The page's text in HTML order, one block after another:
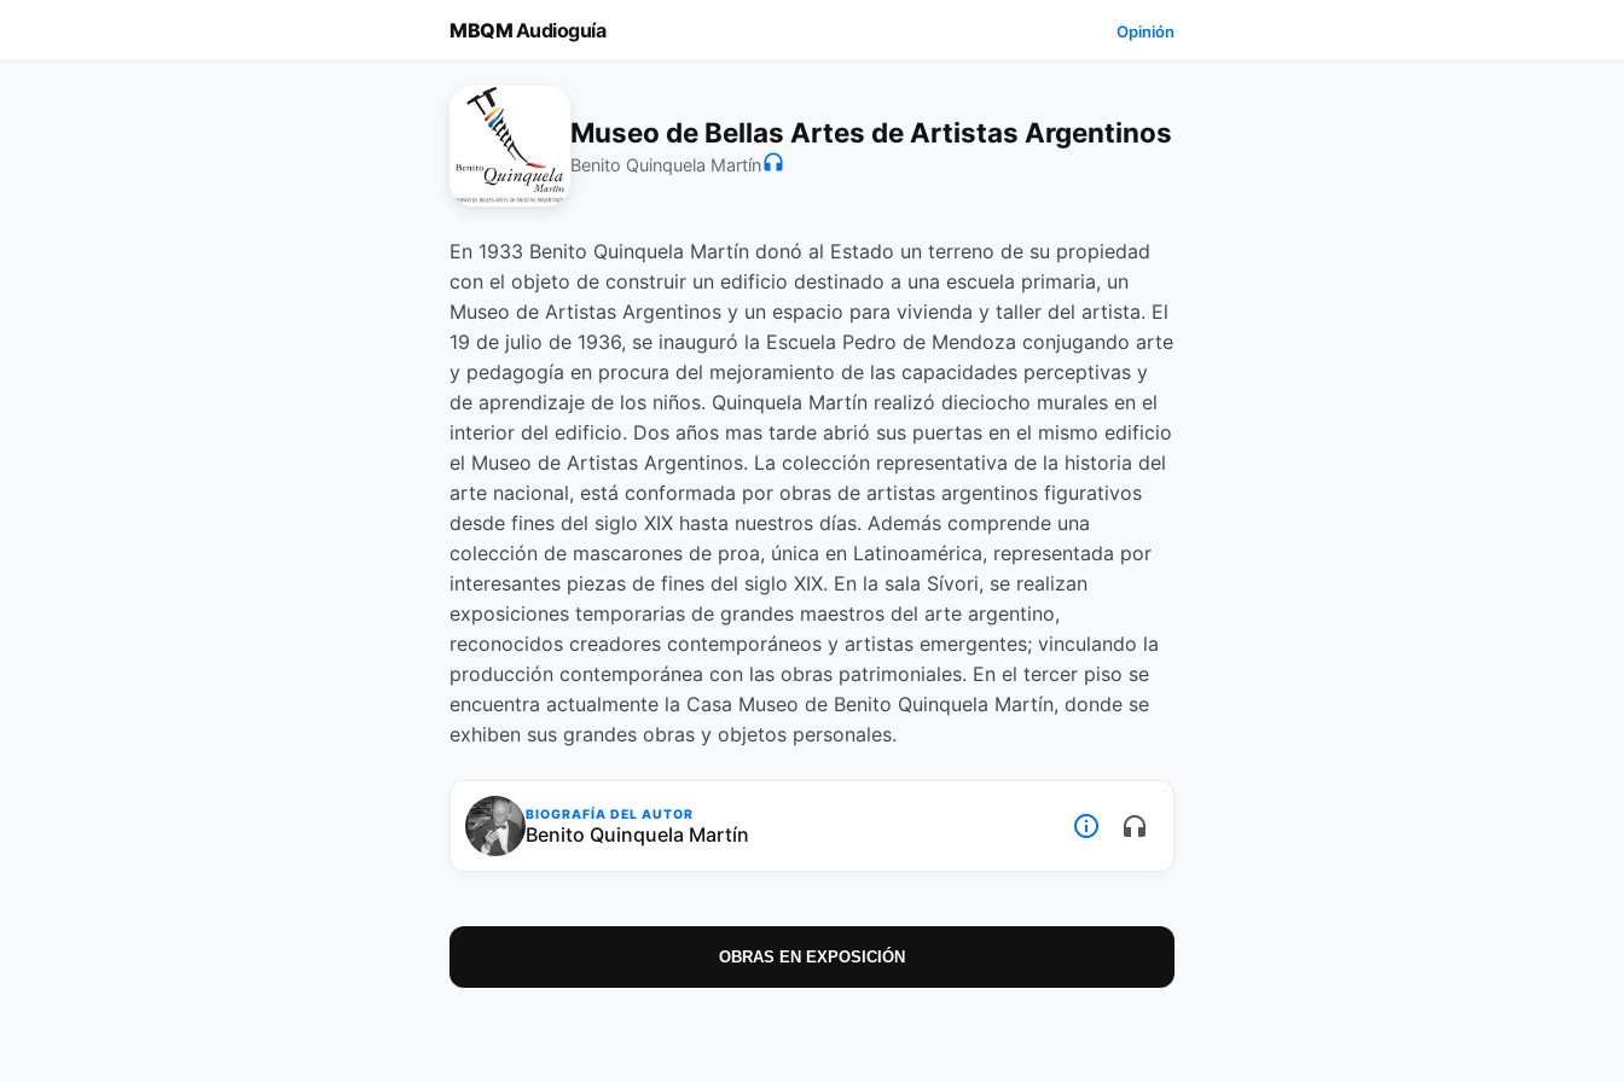
MBQMAudioguía Opinión
Museo de Bellas Artes de Artistas Argentinos
Benito Quinquela Martínheadphones
En 1933 Benito Quinquela Martín donó al Estado un terreno de su propiedad
con el objeto de construir un edificio destinado a una escuela primaria, un
Museo de Artistas Argentinos y un espacio para vivienda y taller del artista. El
19 de julio de 1936, se inauguró la Escuela Pedro de Mendoza conjugando arte
y pedagogía en procura del mejoramiento de las capacidades perceptivas y
de aprendizaje de los niños. Quinquela Martín realizó dieciocho murales en el
interior del edificio. Dos años mas tarde abrió sus puertas en el mismo edificio
el Museo de Artistas Argentinos. La colección representativa de la historia del
arte nacional, está conformada por obras de artistas argentinos figurativos
desde fines del siglo XIX hasta nuestros días. Además comprende una
colección de mascarones de proa, única en Latinoamérica, representada por
interesantes piezas de fines del siglo XIX. En la sala Sívori, se realizan
exposiciones temporarias de grandes maestros del arte argentino,
reconocidos creadores contemporáneos y artistas emergentes; vinculando la
producción contemporánea con las obras patrimoniales. En el tercer piso se
encuentra actualmente la Casa Museo de Benito Quinquela Martín, donde se
exhiben sus grandes obras y objetos personales.
BIOGRAFÍA DEL AUTOR
Benito Quinquela Martín info_outline headphones
OBRAS EN EXPOSICIÓN